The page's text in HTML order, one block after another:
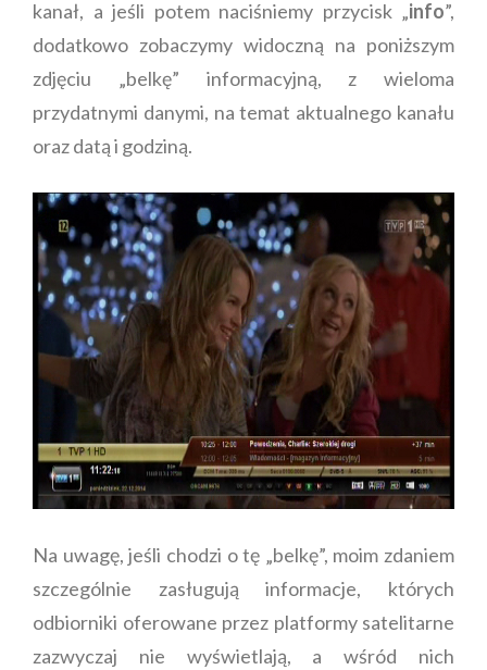
kanał, a jeśli potem naciśniemy przycisk „info”,
dodatkowo zobaczymy widoczną na poniższym
zdjęciu „belkę” informacyjną, z wieloma
przydatnymi danymi, na temat aktualnego kanału
oraz datą i godziną.
Na uwagę, jeśli chodzi o tę „belkę”, moim zdaniem
szczególnie zasługują informacje, których
odbiorniki oferowane przez platformy satelitarne
zazwyczaj nie wyświetlają, a wśród nich